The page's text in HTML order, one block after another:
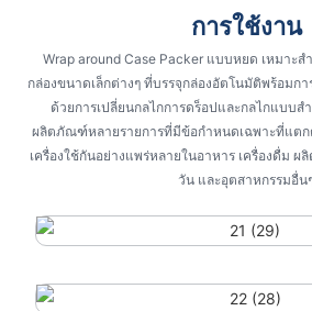
การใช้งาน
Wrap around Case Packer แบบหยด เหมาะส
กล่องขนาดเล็กต่างๆ ที่บรรจุกล่องอัตโนมัติพร้อมก
ด้วยการเปลี่ยนกลไกการดร็อปและกลไกแบบส
ผลิตภัณฑ์หลายรายการที่มีข้อกำหนดเฉพาะที่แตก
เครื่องใช้กันอย่างแพร่หลายในอาหาร เครื่องดื่ม
วัน และอุตสาหกรรมอื่น